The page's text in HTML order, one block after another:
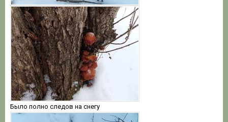
Было полно следов на снегу